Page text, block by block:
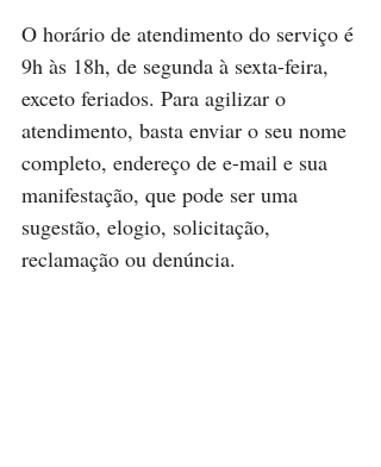
O horário de atendimento do serviço é
9h às 18h, de segunda à sexta-feira,
exceto feriados. Para agilizar o
atendimento, basta enviar o seu nome
completo, endereço de e-mail e sua
manifestação, que pode ser uma
sugestão, elogio, solicitação,
reclamação ou denúncia.